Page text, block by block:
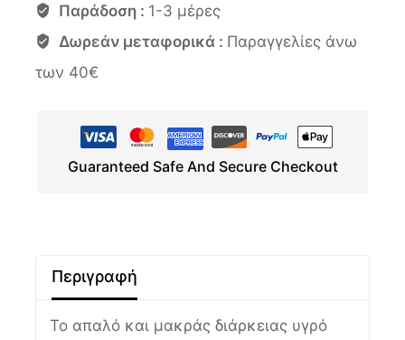
Παράδοση : 1-3 μέρες
Δωρεάν μεταφορικά : Παραγγελίες άνω
των 40€
Guaranteed Safe And Secure Checkout
Περιγραφή
Το απαλό και μακράς διάρκειας υγρό